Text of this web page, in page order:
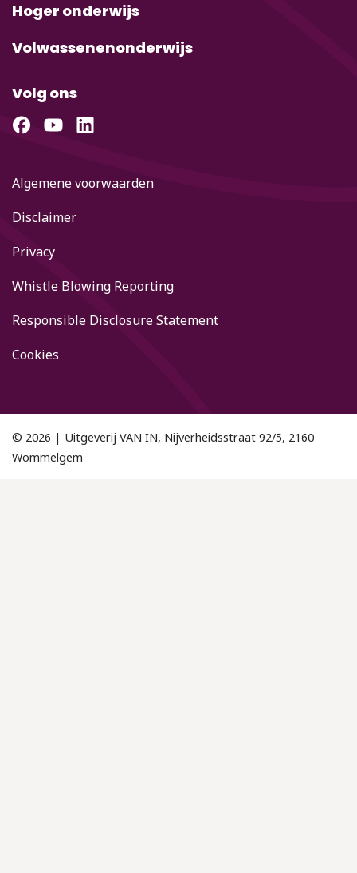
Hoger onderwijs
Volwassenenonderwijs
Volg ons
Algemene voorwaarden
Disclaimer
Privacy
Whistle Blowing Reporting
Responsible Disclosure Statement
Cookies
© 2026 | Uitgeverij VAN IN, Nijverheidsstraat 92/5, 2160
Wommelgem